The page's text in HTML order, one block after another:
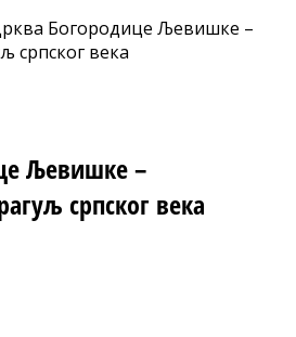
Богородице Љевишке –
српског века
Љевишке –
српског века